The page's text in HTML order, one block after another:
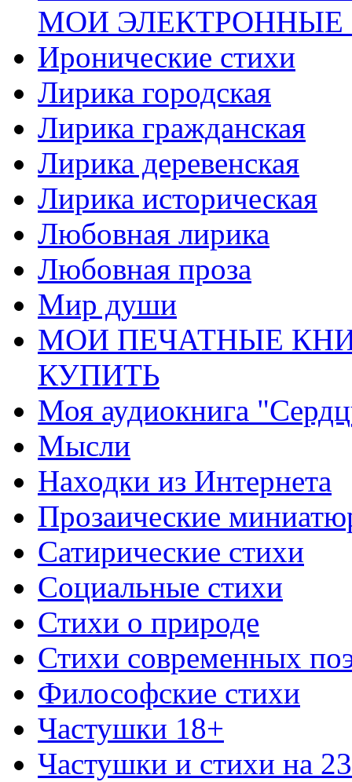
МОИ ЭЛЕКТРОННЫЕ
Иронические стихи
Лирика городская
Лирика гражданская
Лирика деревенская
Лирика историческая
Любовная лирика
Любовная проза
Мир души
МОИ ПЕЧАТНЫЕ
КУПИТЬ
Моя аудиокнига
Мысли
Находки из Интернета
Прозаические
Сатирические стихи
Социальные стихи
Стихи о природе
Стихи современных
Философские стихи
Частушки 18+
Частушки и стихи на